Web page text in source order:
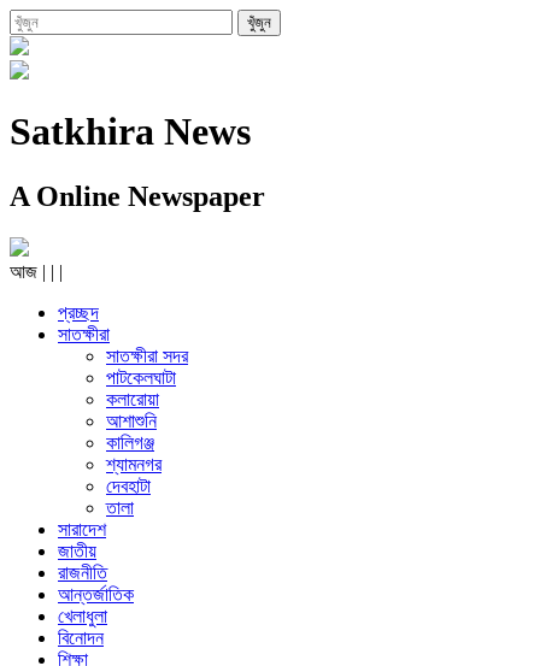
Satkhira News
A Online Newspaper
আজ | | |
প্রচ্ছদ
সাতক্ষীরা
সাতক্ষীরা সদর
পাটকেলঘাটা
কলারোয়া
আশাশুনি
কালিগঞ্জ
শ্যামনগর
দেবহাটা
তালা
সারাদেশ
জাতীয়
রাজনীতি
আন্তর্জাতিক
খেলাধুলা
বিনোদন
শিক্ষা